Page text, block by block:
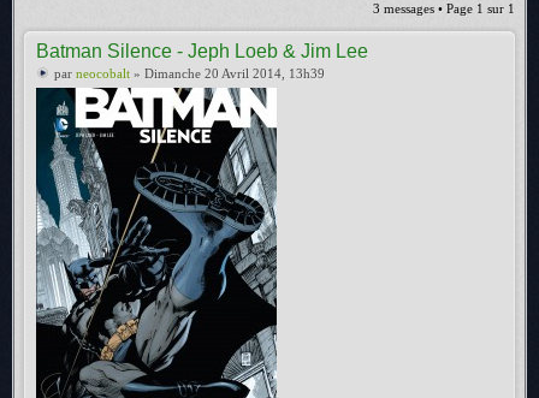
3 messages • Page 1 sur 1
Batman Silence - Jeph Loeb & Jim Lee
par neocobalt » Dimanche 20 Avril 2014, 13h39